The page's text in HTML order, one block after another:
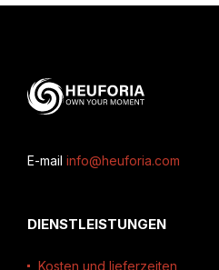
E-mail info@heuforia.com
DIENSTLEISTUNGEN
Kosten und lieferzeiten